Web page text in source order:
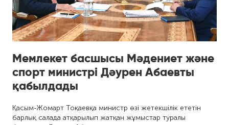
Мемлекет басшысы Мәдениет және
спорт министрі Дәурен Абаевты
қабылдады
Қасым-Жомарт Тоқаевқа министр өзі жетекшілік ететін
барлық салада атқарылып жатқан жұмыстар туралы